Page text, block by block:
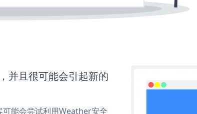
并且很可能会引起新的
能会尝试利用Weather安全